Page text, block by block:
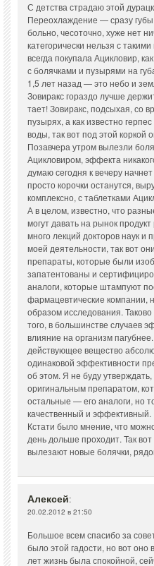
С детства страдаю этой
Переохлаждение — сразу
больно, чесоточно, хуже нет
категорически нельзя с
всегда покупала Ацикловир,
с болячками и пузырями на
1,5 лет назад — это небо и
Зовиракс гораздо лучше
тает! Зовиракс, подсыхая, со
пузырях, а как известно
воды, так вот под этой коркой
Позавчера утром вылезли
Ацикловиром, эффекта
думаю сегодня к вечеру
просто корочки останутся,
комплексно, с таблетками
А в целом, известно, что
могут давать на рынок
много лекций докторов наук и
моей деятельности, так вот
препараты, которые были
запатентованы и
аналоги, которые штампуют
фармацевтические компании,
образом исследования.
того, в большинстве случаев
влияние на организм
действующее вещество
одинаковой эффективности
об этом. Я не буду утверждать,
оригинальным препаратом,
остальные — его аналоги, но
качественный и эффективный.
Кстати было мнение, что
день дольше проходит. Так
вылезают новые болячки,
Алексей:
20.02.2012 в 21:50
Большое всем спасибо за
было этой гадости, но вот
лет жизнь была спокойной,